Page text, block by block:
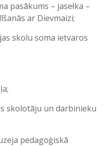
pasākums – jasełka –
ar Dievmaizi;
skolu soma ietvaros
skolotāju un darbinieku
pedagoģiskā